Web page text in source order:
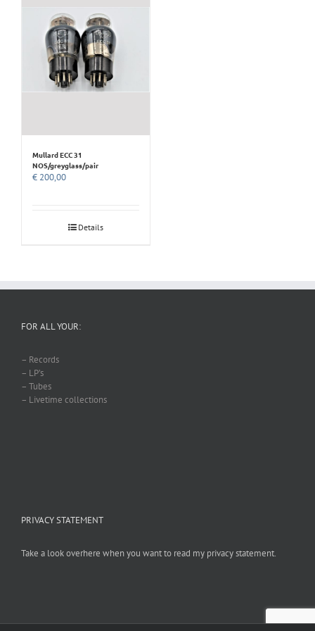
Mullard ECC 31
NOS/greyglass/pair
€ 200,00
Details
FOR ALL YOUR:
– Records
– LP’s
– Tubes
– Livetime collections
PRIVACY STATEMENT
Take a look overhere when you want to read my privacy statement.